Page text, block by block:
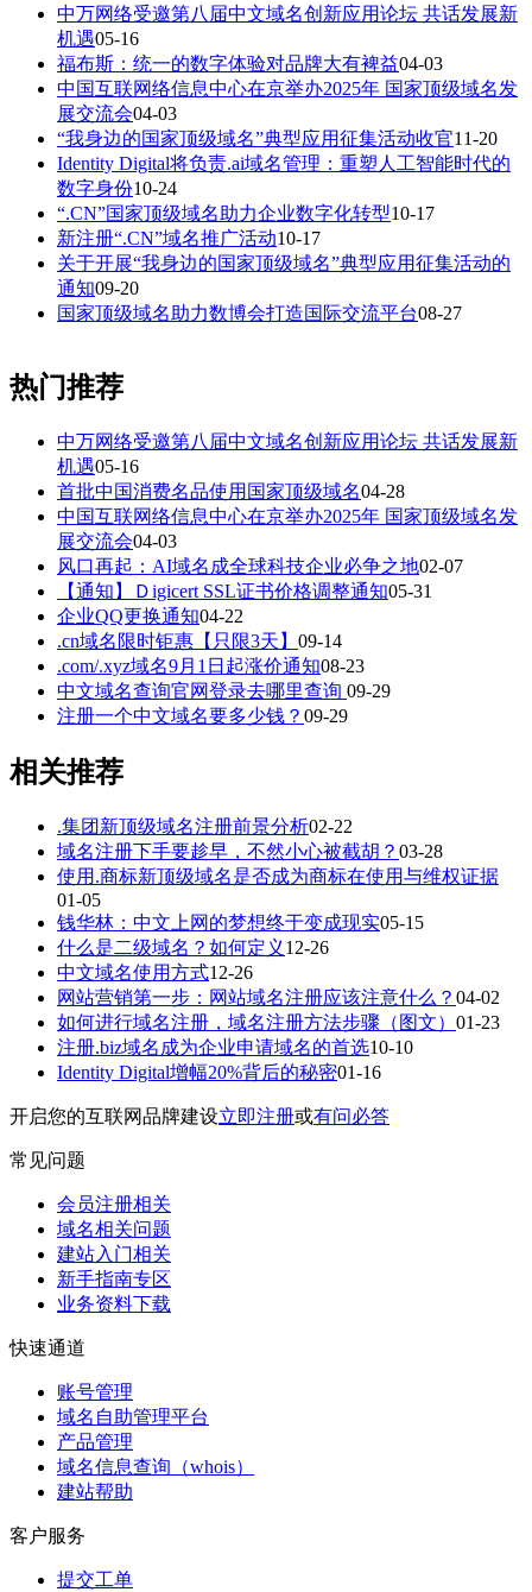
中万网络受邀第八届中文域名创新应用论坛 共话发展新
机遇05-16
福布斯：统一的数字体验对品牌大有裨益04-03
中国互联网络信息中心在京举办2025年 国家顶级域名发
展交流会04-03
“我身边的国家顶级域名”典型应用征集活动收官11-20
Identity Digital将负责.ai域名管理：重塑人工智能时代的
数字身份10-24
“.CN”国家顶级域名助力企业数字化转型10-17
新注册“.CN”域名推广活动10-17
关于开展“我身边的国家顶级域名”典型应用征集活动的
通知09-20
国家顶级域名助力数博会打造国际交流平台08-27
热门推荐
中万网络受邀第八届中文域名创新应用论坛 共话发展新
机遇05-16
首批中国消费名品使用国家顶级域名04-28
中国互联网络信息中心在京举办2025年 国家顶级域名发
展交流会04-03
风口再起：AI域名成全球科技企业必争之地02-07
【通知】Ｄigicert SSL证书价格调整通知05-31
企业QQ更换通知04-22
.cn域名限时钜惠【只限3天】 09-14
.com/.xyz域名9月1日起涨价通知08-23
中文域名查询官网登录去哪里查询 09-29
注册一个中文域名要多少钱？ 09-29
相关推荐
.集团新顶级域名注册前景分析02-22
域名注册下手要趁早，不然小心被截胡？ 03-28
使用.商标新顶级域名是否成为商标在使用与维权证据
01-05
钱华林：中文上网的梦想终于变成现实05-15
什么是二级域名？如何定义 12-26
中文域名使用方式12-26
网站营销第一步：网站域名注册应该注意什么？ 04-02
如何进行域名注册，域名注册方法步骤（图文） 01-23
注册.biz域名成为企业申请域名的首选10-10
Identity Digital增幅20%背后的秘密01-16
开启您的互联网品牌建设立即注册或有问必答
常见问题
会员注册相关
域名相关问题
建站入门相关
新手指南专区
业务资料下载
快速通道
账号管理
域名自助管理平台
产品管理
域名信息查询（whois）
建站帮助
客户服务
提交工单